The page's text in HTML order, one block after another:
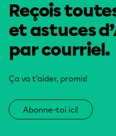
Reçois
et astuces
par courriel.
Ça va t’aider, promis!
Abonne-toi ici!